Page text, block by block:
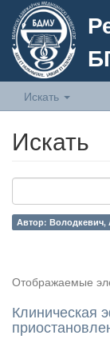
Искать
Искать
Автор: Володкевич,
Отображаемые
Клиническая